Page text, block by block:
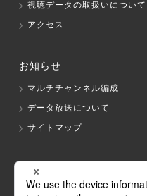
視聴データの取扱いについて
アクセス
お知らせ
マルチチャンネル編成
データ放送について
サイトマップ
グループ会社
テレビ朝日